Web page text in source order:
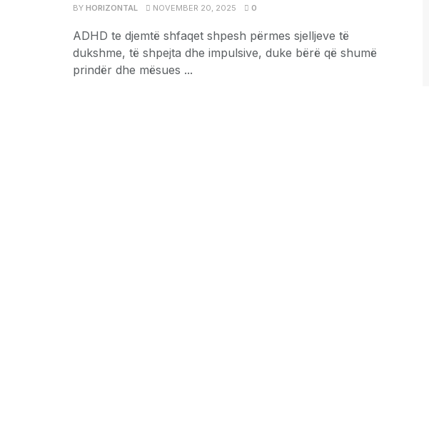
BY HORIZONTAL NOVEMBER 20, 2025 0
ADHD te djemtë shfaqet shpesh përmes sjelljeve të
dukshme, të shpejta dhe impulsive, duke bërë që shumë
prindër dhe mësues ...